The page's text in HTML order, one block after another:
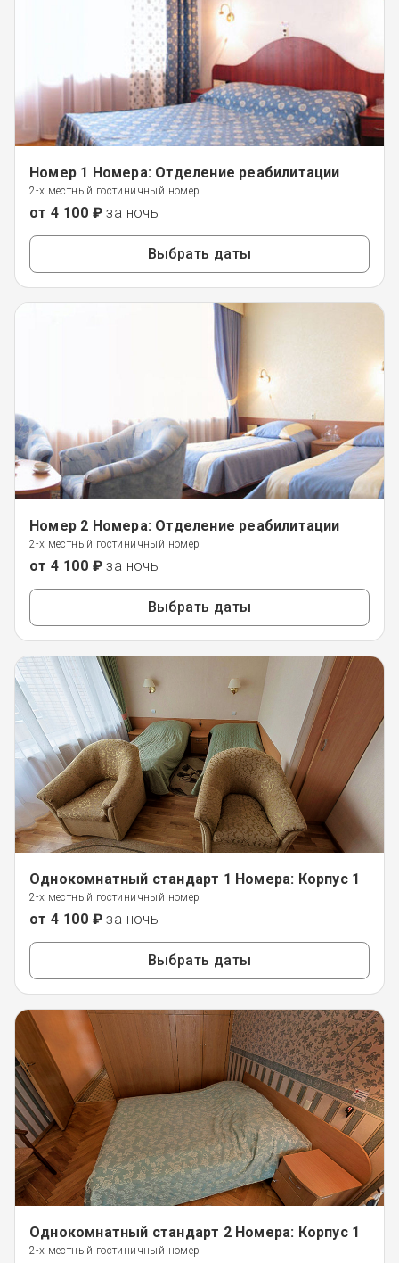
Номер 1 Номера: Отделение реабилитации
2-х местный гостиничный номер
от 4 100 ₽ за ночь
Выбрать даты
Номер 2 Номера: Отделение реабилитации
2-х местный гостиничный номер
от 4 100 ₽ за ночь
Выбрать даты
Однокомнатный стандарт 1 Номера: Корпус 1
2-х местный гостиничный номер
от 4 100 ₽ за ночь
Выбрать даты
Однокомнатный стандарт 2 Номера: Корпус 1
2-х местный гостиничный номер